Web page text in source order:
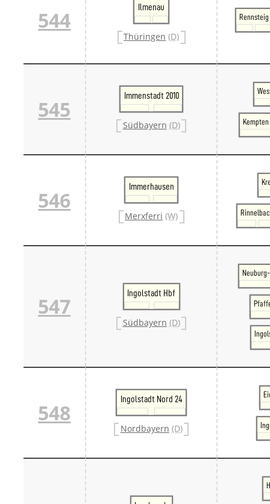
544
Ilmenau
Thüringen (D)
Rennsteig
545
Immenstadt 2010
Südbayern (D) Kempten
546
Immerhausen
Merxferri (W)
547
Ingolstadt Hbf
Südbayern (D)
548
Ingolstadt Nord 24
Nordbayern (D)